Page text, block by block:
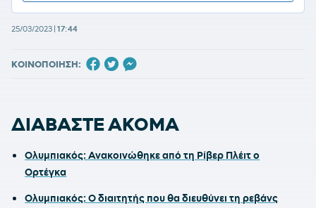
25/03/2023 17:44
ΚΟΙΝΟΠΟΙΗΣΗ:
ΔΙΑΒΑΣΤΕ ΑΚΟΜΑ
Ολυμπιακός: Ανακοινώθηκε από τη Ρίβερ Πλέιτ ο
Ορτέγκα
Ολυμπιακός: Ο διαιτητής που θα διευθύνει τη ρεβάνς